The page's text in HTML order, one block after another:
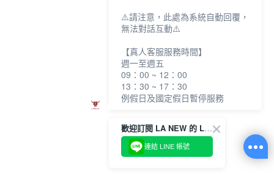
歡迎訂閱 LA NEW 的 LINE 官方帳號
連結 LINE 帳號
⚠️請注意，此處為系統自動回覆，
無法對話互動⚠️
【真人客服服務時間】
週一至週五
09：00 ~ 12：00
13：30 ~ 17：30
例假日及國定假日暫停服務